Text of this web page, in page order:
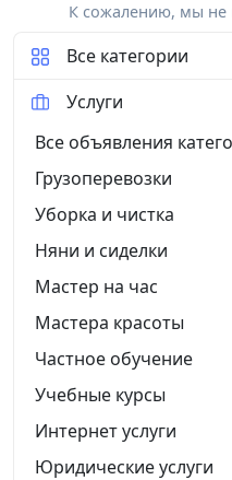
К сожалению, мы не
Все категории
Услуги
Все объявления
Грузоперевозки
Уборка и чистка
Няни и сиделки
Мастер на час
Мастера красоты
Частное обучение
Учебные курсы
Интернет услуги
Юридические услуги